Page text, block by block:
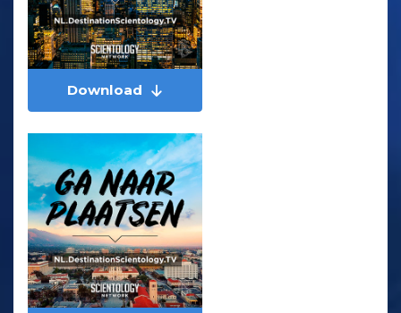
Download